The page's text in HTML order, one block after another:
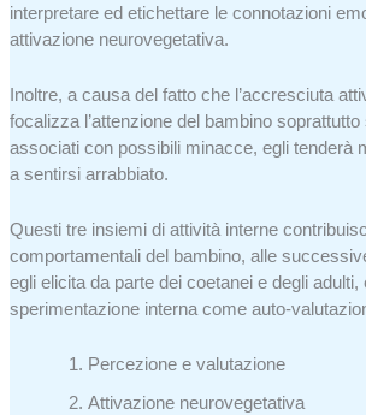
interpretare ed etichettare le connotazioni
attivazione neurovegetativa.
Inoltre, a causa del fatto che l’accresciuta
focalizza l’attenzione del bambino
associati con possibili minacce, egli tenderà
a sentirsi arrabbiato.
Questi tre insiemi di attività interne
comportamentali del bambino, alle
egli elicita da parte dei coetanei e degli adulti,
sperimentazione interna come auto-
Percezione e valutazione
Attivazione neurovegetativa